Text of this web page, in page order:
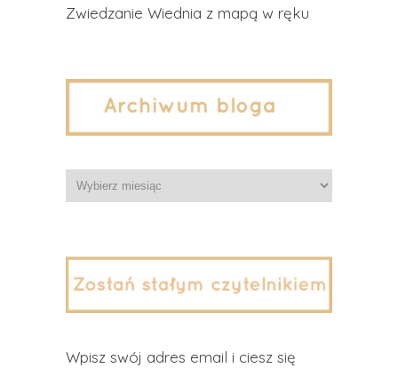
Zwiedzanie Wiednia z mapą w ręku
Archiwa
Wpisz swój adres email i ciesz się